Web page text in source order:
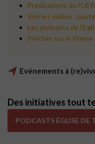
Prédications de
Voir les vidéos :
Les podcasts de
Prêcher sur le thème
Evénements à
Des initiatives tout
PODCASTS ÉGLISE DE